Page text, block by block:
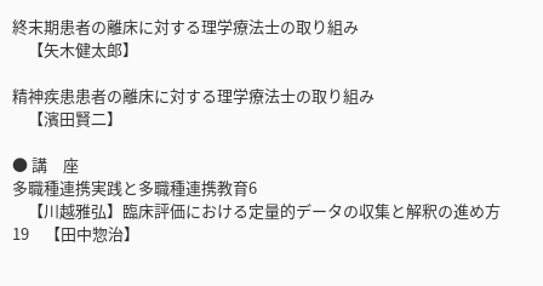
終末期患者の離床に対する理学療法士の取り組み
【矢木健太郎】
精神疾患患者の離床に対する理学療法士の取り組み
【濱田賢二】
● 講 座
多職種連携実践と多職種連携教育6
【川越雅弘】臨床評価における定量的データの収集と解釈の進め方
19 【田中惣治】